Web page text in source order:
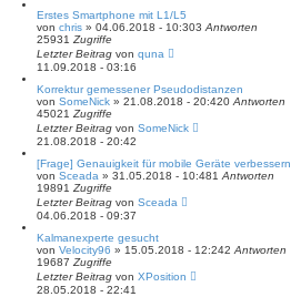
Erstes Smartphone mit L1/L5
von chris » 04.06.2018 - 10:303 Antworten
25931 Zugriffe
Letzter Beitrag von quna
11.09.2018 - 03:16
Korrektur gemessener Pseudodistanzen
von SomeNick » 21.08.2018 - 20:420 Antworten
45021 Zugriffe
Letzter Beitrag von SomeNick
21.08.2018 - 20:42
[Frage] Genauigkeit für mobile Geräte verbessern.
von Sceada » 31.05.2018 - 10:481 Antworten
19891 Zugriffe
Letzter Beitrag von Sceada
04.06.2018 - 09:37
Kalmanexperte gesucht
von Velocity96 » 15.05.2018 - 12:242 Antworten
19687 Zugriffe
Letzter Beitrag von XPosition
28.05.2018 - 22:41